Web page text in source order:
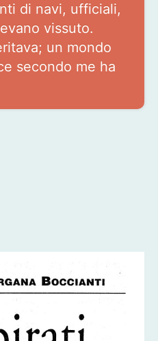
di navi, ufficiali,
vissuto.
un mondo
secondo me ha